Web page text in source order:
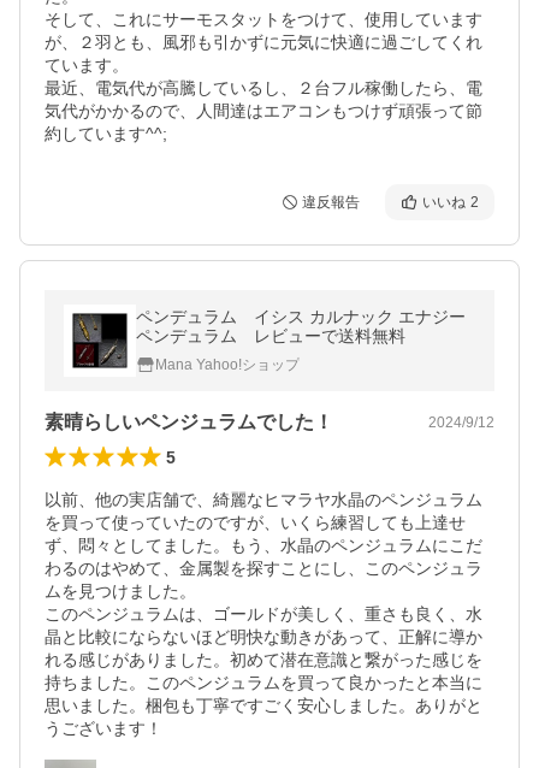
そして、これにサーモスタットをつけて、使用しています
が、２羽とも、風邪も引かずに元気に快適に過ごしてくれ
ています。
最近、電気代が高騰しているし、２台フル稼働したら、電
気代がかかるので、人間達はエアコンもつけず頑張って節
約しています^^;
違反報告 いいね 2
ペンデュラム イシス カルナック エナジー
ペンデュラム レビューで送料無料
Mana Yahoo!ショップ
素晴らしいペンジュラムでした！ 2024/9/12
5
以前、他の実店舗で、綺麗なヒマラヤ水晶のペンジュラム
を買って使っていたのですが、いくら練習しても上達せ
ず、悶々としてました。もう、水晶のペンジュラムにこだ
わるのはやめて、金属製を探すことにし、このペンジュラ
ムを見つけました。
このペンジュラムは、ゴールドが美しく、重さも良く、水
晶と比較にならないほど明快な動きがあって、正解に導か
れる感じがありました。初めて潜在意識と繋がった感じを
持ちました。このペンジュラムを買って良かったと本当に
思いました。梱包も丁寧ですごく安心しました。ありがと
うございます！